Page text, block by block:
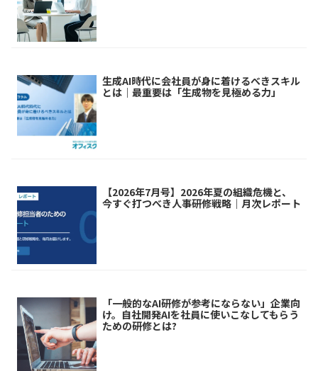
生成AI時代に会社員が身に着けるべきスキル
とは｜最重要は「生成物を見極める力」
【2026年7月号】2026年夏の組織危機と、
今すぐ打つべき人事研修戦略｜月次レポート
「一般的なAI研修が参考にならない」企業向
け。自社開発AIを社員に使いこなしてもらう
ための研修とは?